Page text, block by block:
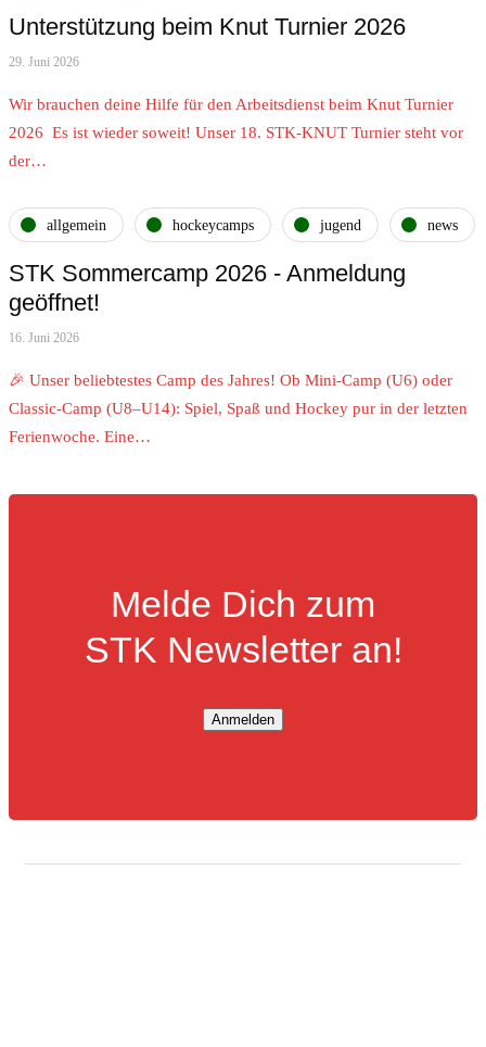
Unterstützung beim Knut Turnier 2026
29. Juni 2026
Wir brauchen deine Hilfe für den Arbeitsdienst beim Knut Turnier
2026 Es ist wieder soweit! Unser 18. STK-KNUT Turnier steht vor
der…
allgemein hockeycamps jugend news
STK Sommercamp 2026 - Anmeldung
geöffnet!
16. Juni 2026
🎉 Unser beliebtestes Camp des Jahres! Ob Mini-Camp (U6) oder
Classic-Camp (U8–U14): Spiel, Spaß und Hockey pur in der letzten
Ferienwoche. Eine…
Melde Dich zum
STK Newsletter an!
Anmelden